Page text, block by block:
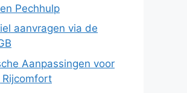
Pechhulp
aanvragen via de
Aanpassingen voor